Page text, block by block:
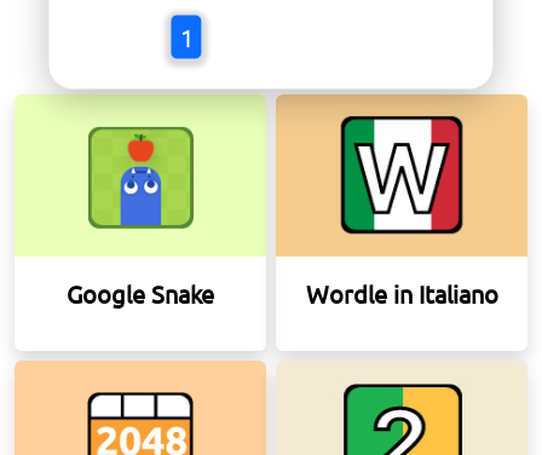
1
Giochi puzzle popolari
Google Snake Wordle in Italiano